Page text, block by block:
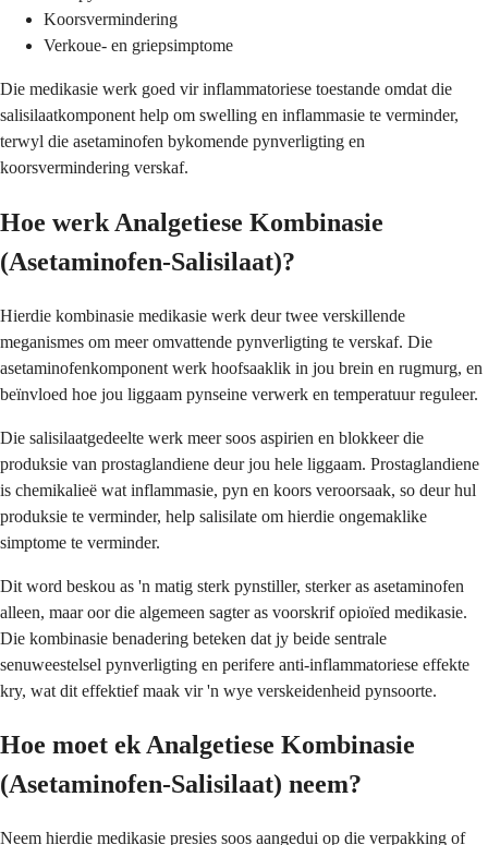
Koorsvermindering
Verkoue- en griepsimptome
Die medikasie werk goed vir inflammatoriese toestande omdat die
salisilaatkomponent help om swelling en inflammasie te verminder,
terwyl die asetaminofen bykomende pynverligting en
koorsvermindering verskaf.
Hoe werk Analgetiese Kombinasie
(Asetaminofen-Salisilaat)?
Hierdie kombinasie medikasie werk deur twee verskillende
meganismes om meer omvattende pynverligting te verskaf. Die
asetaminofenkomponent werk hoofsaaklik in jou brein en rugmurg, en
beïnvloed hoe jou liggaam pynseine verwerk en temperatuur reguleer.
Die salisilaatgedeelte werk meer soos aspirien en blokkeer die
produksie van prostaglandiene deur jou hele liggaam. Prostaglandiene
is chemikalieë wat inflammasie, pyn en koors veroorsaak, so deur hul
produksie te verminder, help salisilate om hierdie ongemaklike
simptome te verminder.
Dit word beskou as 'n matig sterk pynstiller, sterker as asetaminofen
alleen, maar oor die algemeen sagter as voorskrif opioïed medikasie.
Die kombinasie benadering beteken dat jy beide sentrale
senuweestelsel pynverligting en perifere anti-inflammatoriese effekte
kry, wat dit effektief maak vir 'n wye verskeidenheid pynsoorte.
Hoe moet ek Analgetiese Kombinasie
(Asetaminofen-Salisilaat) neem?
Neem hierdie medikasie presies soos aangedui op die verpakking of